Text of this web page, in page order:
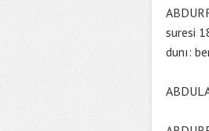
suresi
dunı: